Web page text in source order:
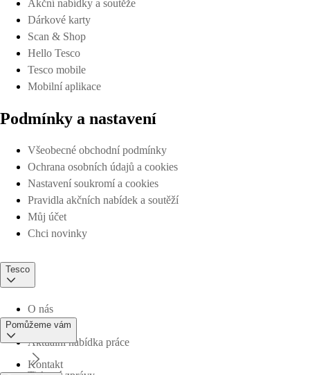
Akční nabídky a soutěže
Dárkové karty
Scan & Shop
Hello Tesco
Tesco mobile
Mobilní aplikace
Podmínky a nastavení
Všeobecné obchodní podmínky
Ochrana osobních údajů a cookies
Nastavení soukromí a cookies
Pravidla akčních nabídek a soutěží
Můj účet
Chci novinky
Tesco
O nás
Aktuální nabídka práce
Pomůžeme vám
Kontakt